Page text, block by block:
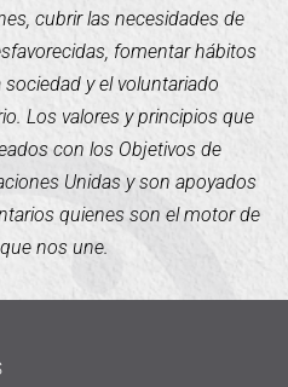
cubrir las necesidades de
fomentar hábitos
y el voluntariado
Los valores y principios que
con los Objetivos de
Unidas y son apoyados
quienes son el motor de
nos une.